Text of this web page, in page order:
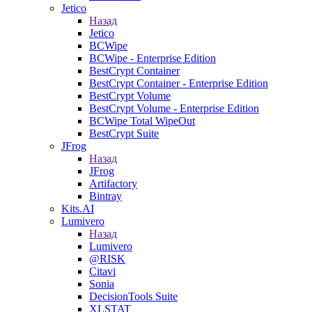
Jetico
Назад
Jetico
BCWipe
BCWipe - Enterprise Edition
BestCrypt Container
BestCrypt Container - Enterprise Edition
BestCrypt Volume
BestCrypt Volume - Enterprise Edition
BCWipe Total WipeOut
BestCrypt Suite
JFrog
Назад
JFrog
Artifactory
Bintray
Kits.AI
Lumivero
Назад
Lumivero
@RISK
Citavi
Sonia
DecisionTools Suite
XLSTAT